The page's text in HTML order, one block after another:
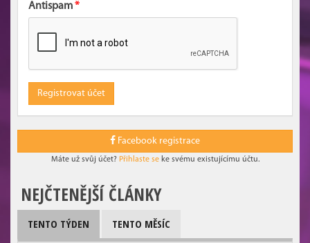
Antispam
Facebook registrace
Máte už svůj účet? Přihlaste seke svému existujícímu účtu.
NEJČTENĚJŠÍ ČLÁNKY
TENTO TÝDEN TENTO MĚSÍC